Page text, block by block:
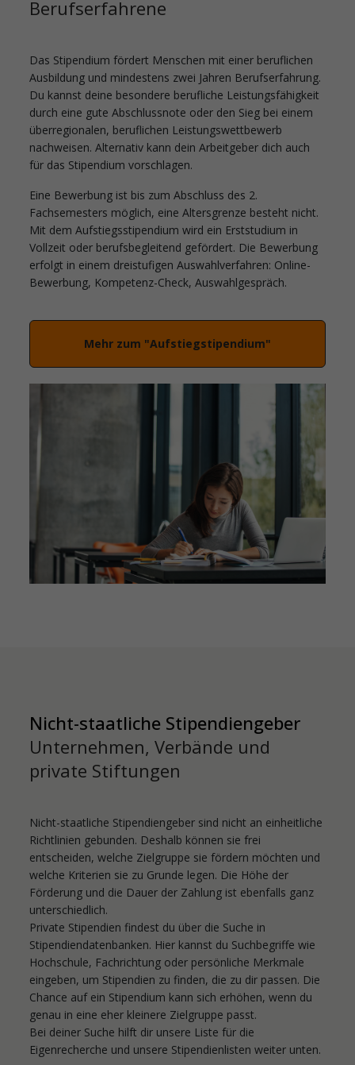
Berufserfahrene
Das Stipendium fördert Menschen mit einer beruflichen
Ausbildung und mindestens zwei Jahren Berufserfahrung.
Du kannst deine besondere berufliche Leistungsfähigkeit
durch eine gute Abschlussnote oder den Sieg bei einem
überregionalen, beruflichen Leistungswettbewerb
nachweisen. Alternativ kann dein Arbeitgeber dich auch
für das Stipendium vorschlagen.
Eine Bewerbung ist bis zum Abschluss des 2.
Fachsemesters möglich, eine Altersgrenze besteht nicht.
Mit dem Aufstiegsstipendium wird ein Erststudium in
Vollzeit oder berufsbegleitend gefördert. Die Bewerbung
erfolgt in einem dreistufigen Auswahlverfahren: Online-
Bewerbung, Kompetenz-Check, Auswahlgespräch.
Mehr zum "Aufstiegstipendium"
Nicht-staatliche Stipendiengeber
Unternehmen, Verbände und
private Stiftungen
Nicht-staatliche Stipendiengeber sind nicht an einheitliche
Richtlinien gebunden. Deshalb können sie frei
entscheiden, welche Zielgruppe sie fördern möchten und
welche Kriterien sie zu Grunde legen. Die Höhe der
Förderung und die Dauer der Zahlung ist ebenfalls ganz
unterschiedlich.
Private Stipendien findest du über die Suche in
Stipendiendatenbanken. Hier kannst du Suchbegriffe wie
Hochschule, Fachrichtung oder persönliche Merkmale
eingeben, um Stipendien zu finden, die zu dir passen. Die
Chance auf ein Stipendium kann sich erhöhen, wenn du
genau in eine eher kleinere Zielgruppe passt.
Bei deiner Suche hilft dir unsere Liste für die
Eigenrecherche und unsere Stipendienlisten weiter unten.